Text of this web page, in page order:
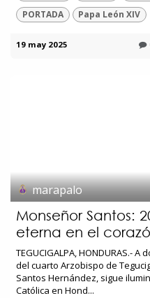
PORTADA
Papa León XIV
19 may 2025
marapalo
Monseñor Santos:
eterna en el
TEGUCIGALPA, HONDURAS.-
del cuarto Arzobispo de
Santos Hernández, sigue
Católica en Hond...